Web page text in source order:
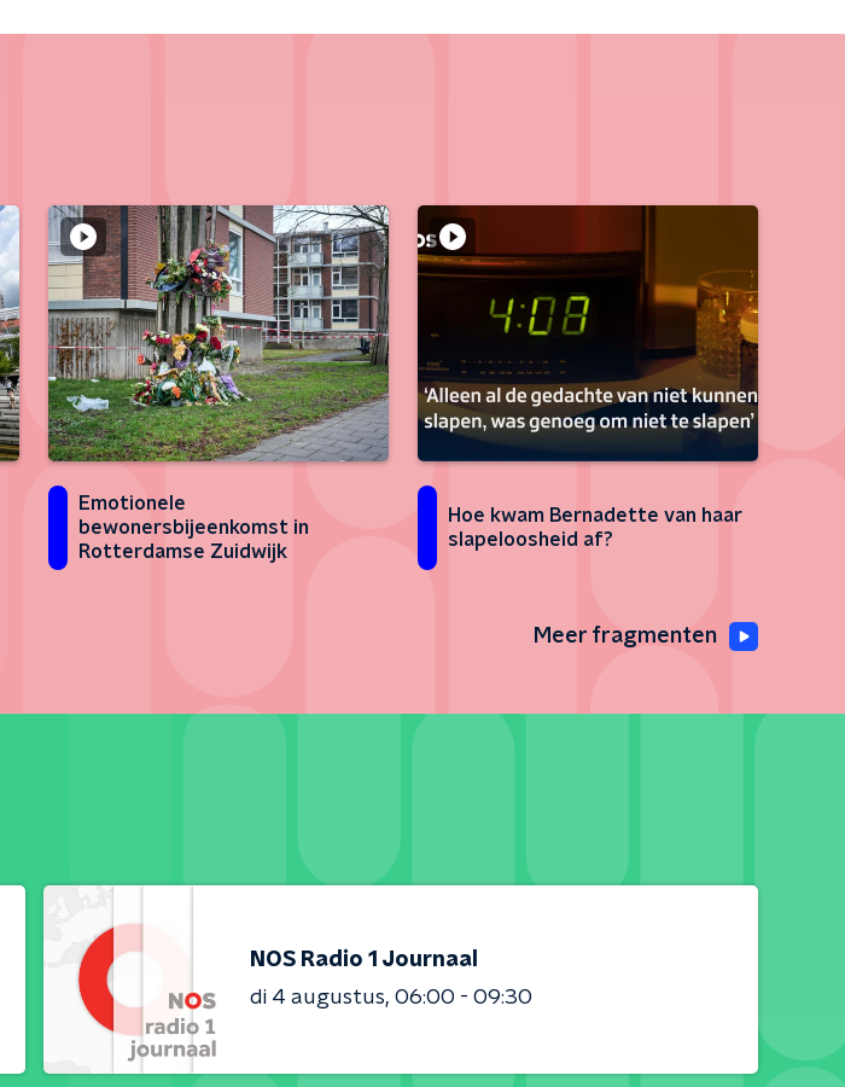
Emotionele
bewonersbijeenkomst in
Rotterdamse Zuidwijk
Hoe kwam Bernadette van haar
slapeloosheid af?
Meer fragmenten
NOS Radio 1 Journaal
di 4 augustus 06:00 - 09:30